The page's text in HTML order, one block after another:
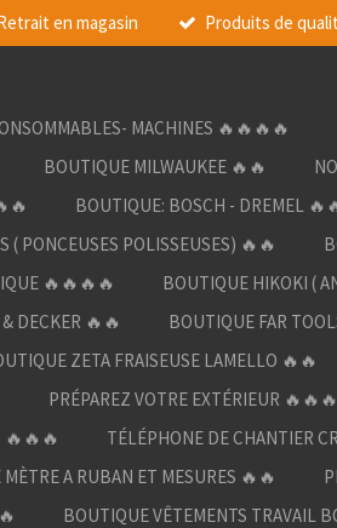
en magasin Produits de
MACHINES 🔥🔥🔥🔥
BOUTIQUE MILWAUKEE 🔥🔥
BOUTIQUE: BOSCH - DREMEL
( PONCEUSES POLISSEUSES) 🔥🔥
🔥🔥🔥🔥
BOUTIQUE HIKOKI (
DECKER 🔥🔥
BOUTIQUE FAR
ZETA FRAISEUSE LAMELLO 🔥🔥
PRÉPAREZ VOTRE EXTÉRIEUR 🔥🔥🔥
🔥🔥🔥
TÉLÉPHONE DE CHANTIER
A RUBAN ET MESURES 🔥🔥
BOUTIQUE VÊTEMENTS TRAVAIL